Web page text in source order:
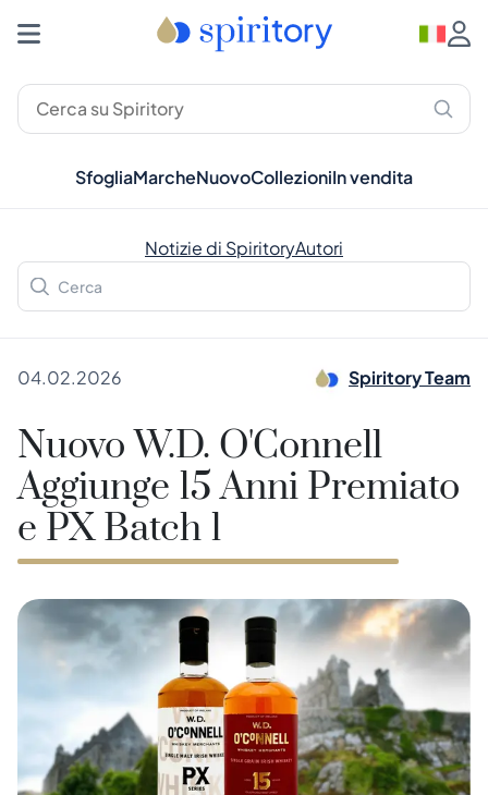
SfogliaMarcheNuovoCollezioniIn vendita
Notizie di SpiritoryAutori
04.02.2026 Spiritory Team
Nuovo W.D. O'Connell
Aggiunge 15 Anni Premiato
e PX Batch 1